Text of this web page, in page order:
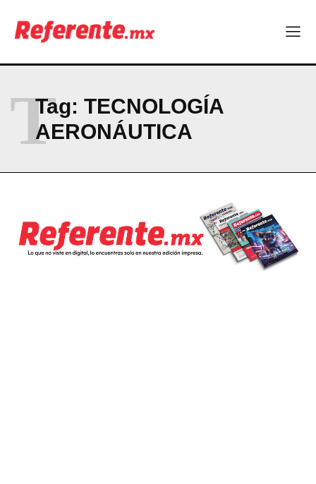
Linux nació como un hobby y hoy mueve la tecnología global
Más escuelas renovadas: fortalecen espacios para el regreso
Los 40 ya no son la mitad de la vida: son el nuevo punto de
CONTACT
PRIVACY POLICY
Tag: TECNOLOGÍA
AERONÁUTICA
T